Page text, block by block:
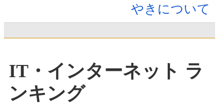
やきについて
IT・インターネット ラ
ンキング